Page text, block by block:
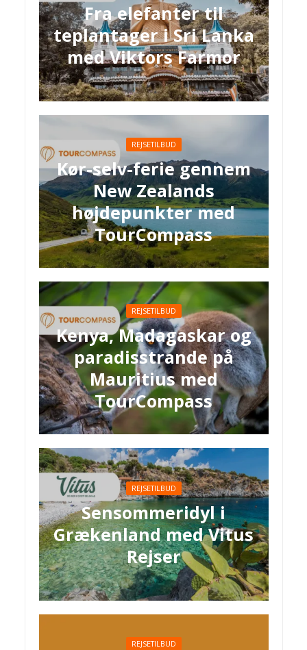
Fra elefanter til
teplantager i Sri Lanka
med Viktors Farmor
REJSETILBUD
Kør-selv-ferie gennem
New Zealands
højdepunkter med
TourCompass
REJSETILBUD
Kenya, Madagaskar og
paradisstrande på
Mauritius med
TourCompass
REJSETILBUD
Sensommeridyl i
Grækenland med Vitus
Rejser
REJSETILBUD